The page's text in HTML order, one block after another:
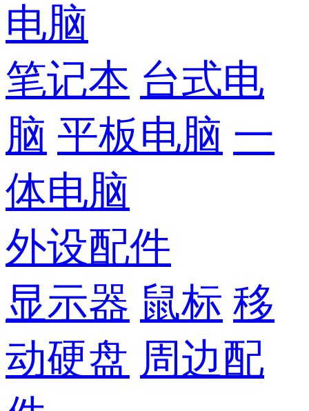
电脑
笔记本 台式电
脑 平板电脑 一
体电脑
外设配件
显示器 鼠标 移
动硬盘 周边配